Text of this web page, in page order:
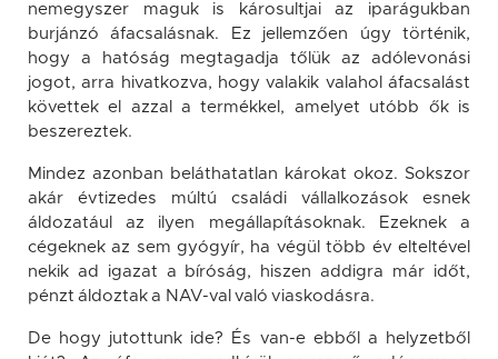
nemegyszer maguk is károsultjai az iparágukban
burjánzó áfacsalásnak. Ez jellemzően úgy történik,
hogy a hatóság megtagadja tőlük az adólevonási
jogot, arra hivatkozva, hogy valakik valahol áfacsalást
követtek el azzal a termékkel, amelyet utóbb ők is
beszereztek.
Mindez azonban beláthatatlan károkat okoz. Sokszor
akár évtizedes múltú családi vállalkozások esnek
áldozatául az ilyen megállapításoknak. Ezeknek a
cégeknek az sem gyógyír, ha végül több év elteltével
nekik ad igazat a bíróság, hiszen addigra már időt,
pénzt áldoztak a NAV-val való viaskodásra.
De hogy jutottunk ide? És van-e ebből a helyzetből